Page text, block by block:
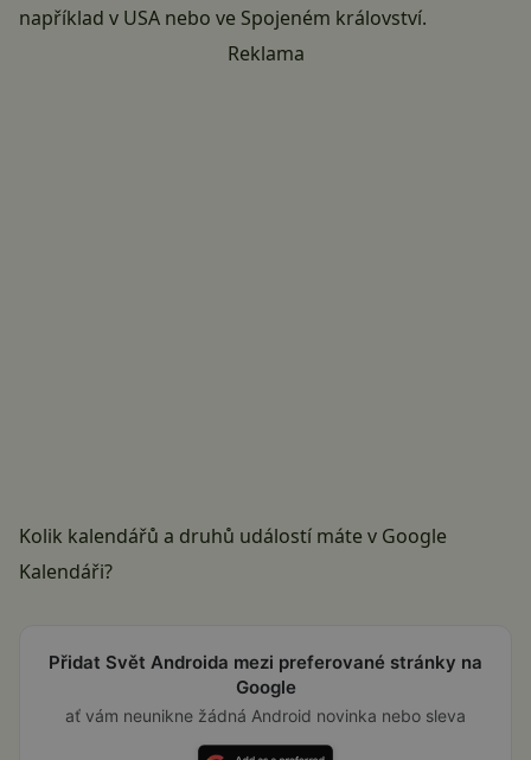
například v USA nebo ve Spojeném království.
Reklama
Kolik kalendářů a druhů událostí máte v Google
Kalendáři?
Přidat Svět Androida mezi preferované stránky na
Google
ať vám neunikne žádná Android novinka nebo sleva